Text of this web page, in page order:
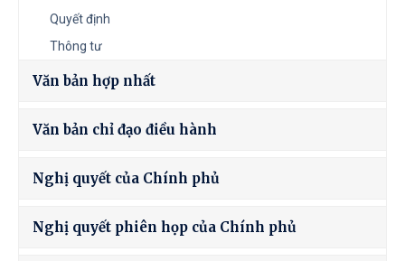
Quyết định
Thông tư
Văn bản hợp nhất
Văn bản chỉ đạo điều hành
Nghị quyết của Chính phủ
Nghị quyết phiên họp của Chính phủ